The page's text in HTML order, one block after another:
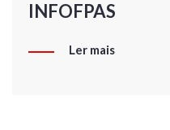
INFOFPAS
Ler mais